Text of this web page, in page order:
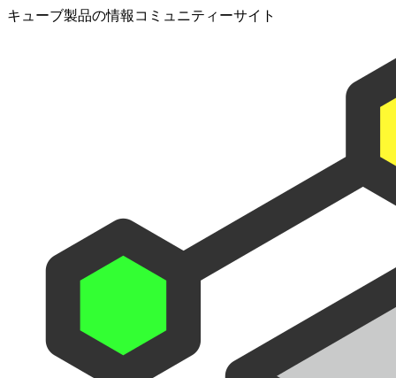
キューブ製品の情報コミュニティーサイト